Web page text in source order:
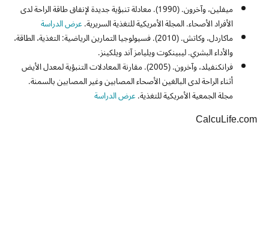
ميفلين، وآخرون. (1990). معادلة تنبؤية جديدة لإنفاق طاقة الراحة لدى
الأفراد الأصحاء. المجلة الأمريكية للتغذية السريرية.عرض الدراسة
ماكاردل، وكاتش. (2010). فسيولوجيا التمارين الرياضية: التغذية، الطاقة،
والأداء البشري. ليبينكوت ويليامز آند ويلكينز.
فرانكنفيلد، وآخرون. (2005). مقارنة المعادلات التنبؤية لمعدل الأيض
أثناء الراحة لدى البالغين الأصحاء المصابين وغير المصابين بالسمنة.
مجلة الجمعية الأمريكية للتغذية.عرض الدراسة
CalcuLife.com